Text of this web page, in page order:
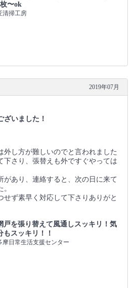
〜ok
清掃工房
2019年07月
ざいました！
外し方が難しいのでと言われました
下さり、張替えも外ですぐやっては
があり、連絡すると、次の日に来て
せず素早く対応して下さりありがと
戸を張り替えて風通しスッキリ！気
もスッキリ！！
摩日常生活支援センター